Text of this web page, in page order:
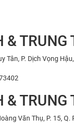
& TRUNG
Tân, P. Dịch Vọng
& TRUNG
Văn Thụ, P. 15, Q.